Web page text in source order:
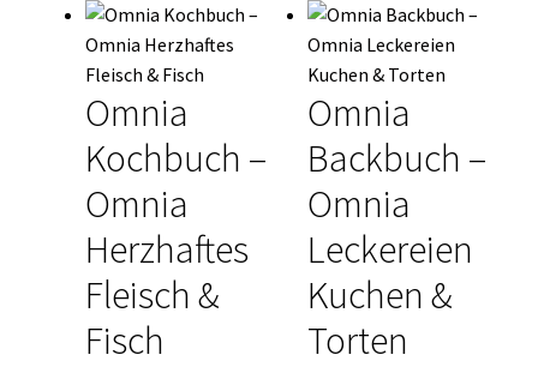
Omnia
Kochbuch –
Omnia
Herzhaftes
Fleisch &
Fisch
Omnia
Backbuch –
Omnia
Leckereien
Kuchen &
Torten